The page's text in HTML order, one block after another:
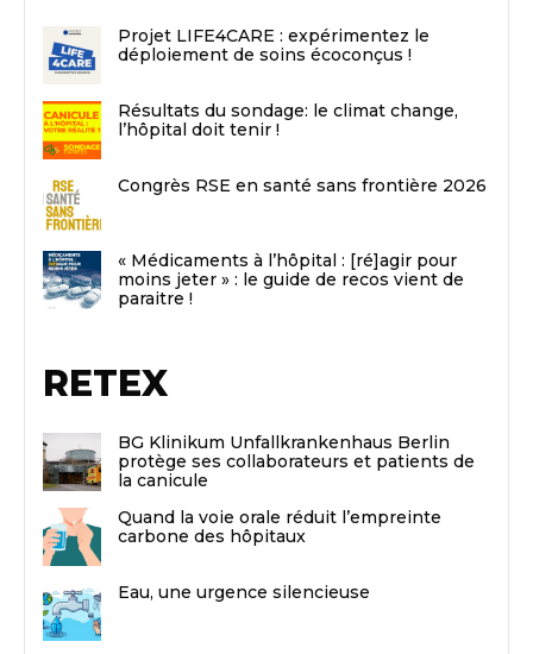
Projet LIFE4CARE : expérimentez le
déploiement de soins écoconçus !
Résultats du sondage: le climat change,
l’hôpital doit tenir !
Congrès RSE en santé sans frontière 2026
« Médicaments à l’hôpital : [ré]agir pour
moins jeter » : le guide de recos vient de
paraitre !
RETEX
BG Klinikum Unfallkrankenhaus Berlin
protège ses collaborateurs et patients de
la canicule
Quand la voie orale réduit l’empreinte
carbone des hôpitaux
Eau, une urgence silencieuse